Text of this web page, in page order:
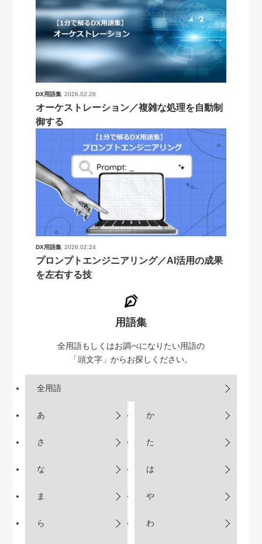
DX用語集 2026.02.26
オーケストレーション／複雑な処理を自動制
御する
DX用語集 2026.02.24
プロンプトエンジニアリング／AI活用の成果
を左右する技
用語集
全用語もしくはお調べになりたい用語の
「頭文字」からお探しください。
全用語
あ か
さ た
な は
ま や
ら わ